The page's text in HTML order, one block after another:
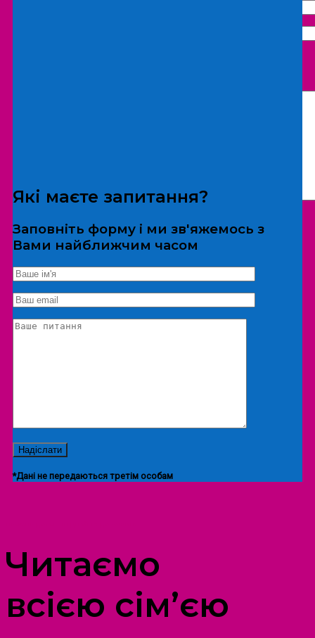
*Дані не передаються третім особам
Екскурсія/локація
Які маєте запитання?
Заповніть форму і ми зв'яжемось з
Вами найближчим часом
*Дані не передаються третім особам
Читаємо
всією сім’єю